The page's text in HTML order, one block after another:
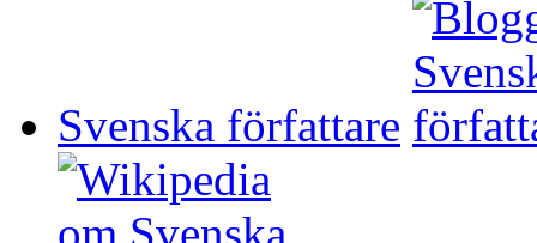
Svenska författare